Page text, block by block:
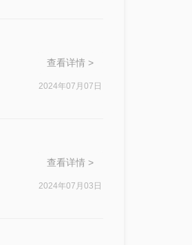
查看详情 >
2024年07月07日
查看详情 >
2024年07月03日